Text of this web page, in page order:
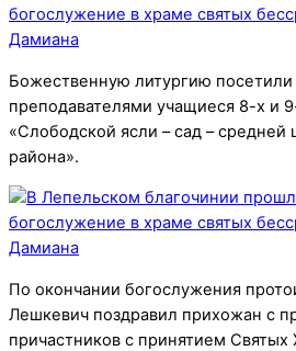
Божественную литургию посетили
преподавателями учащиеся 8-х и
«Слободской ясли – сад –
района».
По окончании богослужения
Лешкевич поздравил прихожан с
причастников с принятием Святых